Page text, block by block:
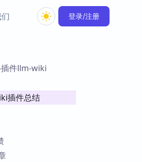
Obsidian 教程
登录/注册
件llm-wiki
插件总结